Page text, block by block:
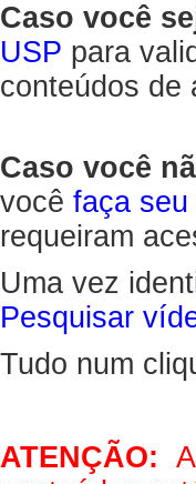
Caso você
USP para
conteúdos de
Caso você
você faça
requeiram
Uma vez
Pesquisar
Tudo num
ATENÇÃO: